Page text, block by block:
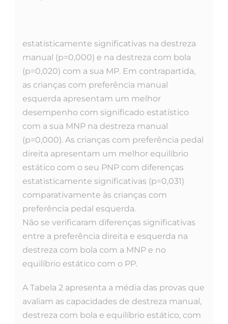
estatisticamente significativas na destreza
manual (p=0,000) e na destreza com bola
(p=0,020) com a sua MP. Em contrapartida,
as crianças com preferência manual
esquerda apresentam um melhor
desempenho com significado estatístico
com a sua MNP na destreza manual
(p=0,000). As crianças com preferência pedal
direita apresentam um melhor equilíbrio
estático com o seu PNP com diferenças
estatisticamente significativas (p=0,031)
comparativamente às crianças com
preferência pedal esquerda.
Não se verificaram diferenças significativas
entre a preferência direita e esquerda na
destreza com bola com a MNP e no
equilíbrio estático com o PP.
A Tabela 2 apresenta a média das provas que
avaliam as capacidades de destreza manual,
destreza com bola e equilíbrio estático, com